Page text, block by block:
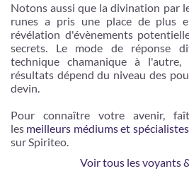
Notons aussi que la divination par
runes a pris une place de plus
révélation d'évènements
secrets. Le mode de réponse
technique chamanique à
résultats dépend du niveau des
devin.
Pour connaître votre avenir,
les meilleurs médiums et
sur Spiriteo.
Voir tous les voyants